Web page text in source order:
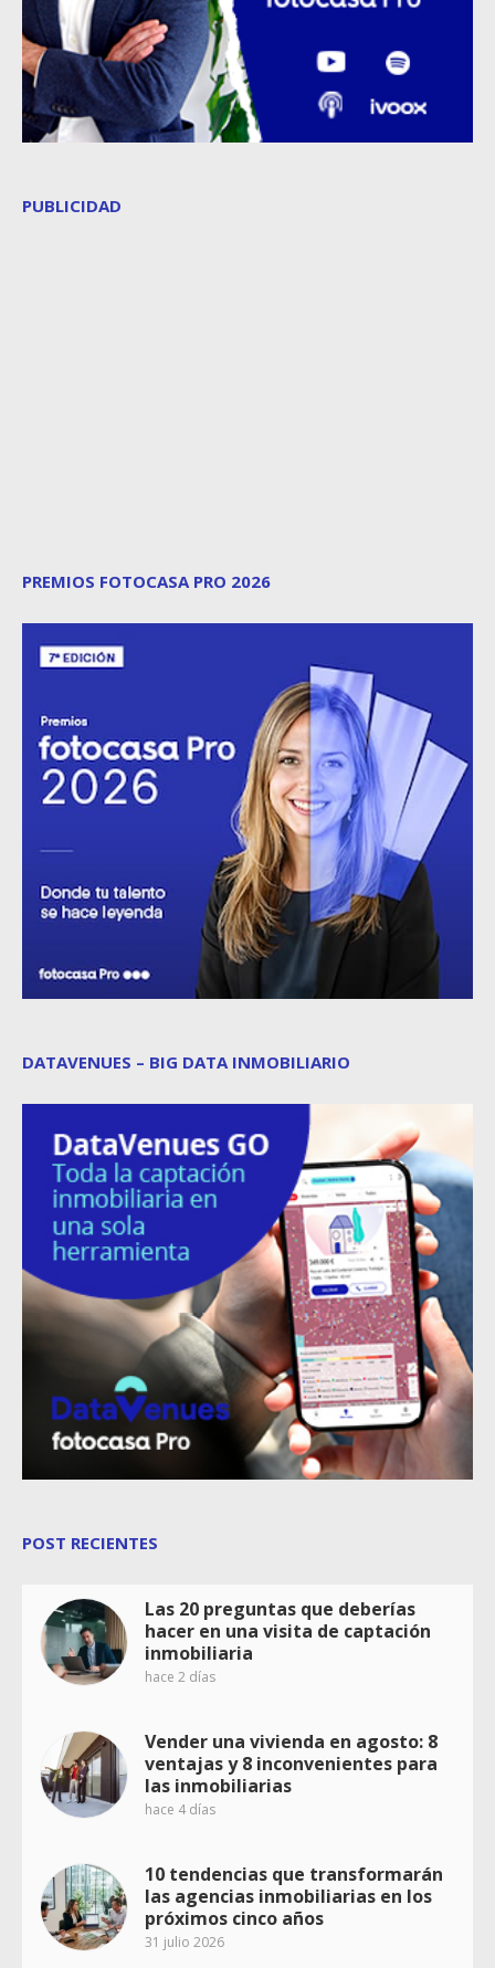
PUBLICIDAD
PREMIOS FOTOCASA PRO 2026
DATAVENUES – BIG DATA INMOBILIARIO
POST RECIENTES
Las 20 preguntas que deberías
hacer en una visita de captación
inmobiliaria
hace 2 días
Vender una vivienda en agosto: 8
ventajas y 8 inconvenientes para
las inmobiliarias
hace 4 días
10 tendencias que transformarán
las agencias inmobiliarias en los
próximos cinco años
31 julio 2026